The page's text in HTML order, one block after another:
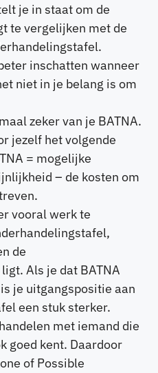
je in staat om de
te vergelijken met de
inschatten wanneer
niet in je belang is om
zeker van je BATNA.
jezelf het volgende
= mogelijke
– de kosten om
vooral werk te
de
Als je dat BATNA
je uitgangspositie aan
een stuk sterker.
met iemand die
goed kent. Daardoor
of Possible